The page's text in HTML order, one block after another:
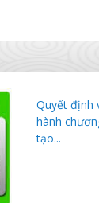
Quyết định
hành
tạo...